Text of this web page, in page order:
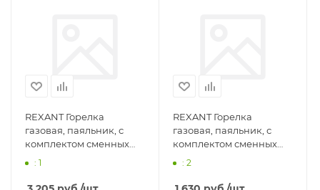
REXANT Горелка
газовая, паяльник, с
комплектом сменных
насадок, 11 предметов
: 1
REXANT Горелка
газовая, паяльник, с
комплектом сменных
насадок, 3 предмета
: 2